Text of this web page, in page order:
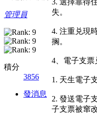
管理員
積分
3856
發消息
失。
4. 注重兑現
搁。
4、電子支票
1. 天生電子
2. 發送電子
子支票被窜